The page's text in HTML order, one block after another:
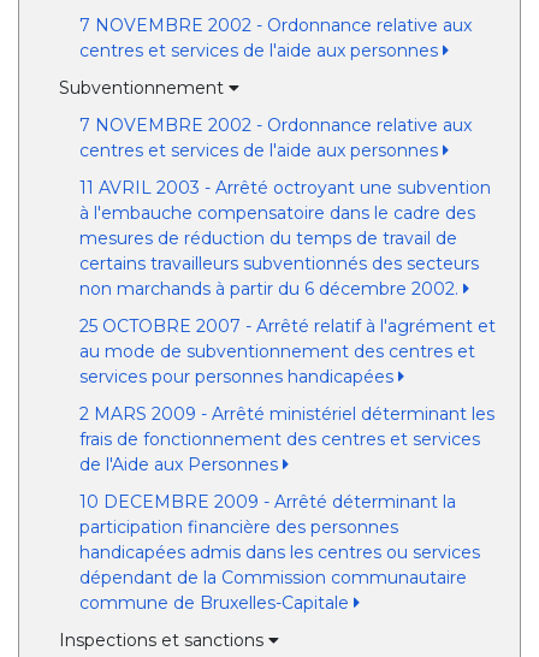
7 NOVEMBRE 2002 - Ordonnance relative aux
centres et services de l'aide aux personnes
Subventionnement
7 NOVEMBRE 2002 - Ordonnance relative aux
centres et services de l'aide aux personnes
11 AVRIL 2003 - Arrêté octroyant une subvention
à l'embauche compensatoire dans le cadre des
mesures de réduction du temps de travail de
certains travailleurs subventionnés des secteurs
non marchands à partir du 6 décembre 2002.
25 OCTOBRE 2007 - Arrêté relatif à l'agrément et
au mode de subventionnement des centres et
services pour personnes handicapées
2 MARS 2009 - Arrêté ministériel déterminant les
frais de fonctionnement des centres et services
de l'Aide aux Personnes
10 DECEMBRE 2009 - Arrêté déterminant la
participation financière des personnes
handicapées admis dans les centres ou services
dépendant de la Commission communautaire
commune de Bruxelles-Capitale
Inspections et sanctions